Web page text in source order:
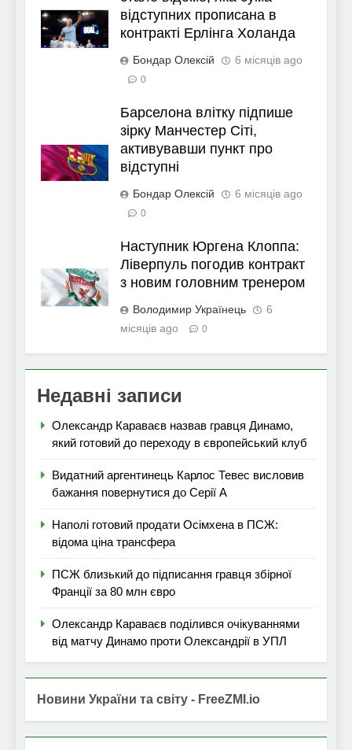
відступних прописана в
контракті Ерлінга Холанда
Бондар Олексій 6 місяців ago
0
Барселона влітку підпише
зірку Манчестер Сіті,
активувавши пункт про
відступні
Бондар Олексій 6 місяців ago
0
Наступник Юргена Клоппа:
Ліверпуль погодив контракт
з новим головним тренером
Володимир Українець
6
місяців ago
0
Недавні записи
Олександр Караваєв назвав гравця Динамо,
який готовий до переходу в європейський клуб
Видатний аргентинець Карлос Тевес висловив
бажання повернутися до Серії А
Наполі готовий продати Осімхена в ПСЖ:
відома ціна трансфера
ПСЖ близький до підписання гравця збірної
Франції за 80 млн євро
Олександр Караваєв поділився очікуваннями
від матчу Динамо проти Олександрії в УПЛ
Новини України та світу - FreeZMI.io